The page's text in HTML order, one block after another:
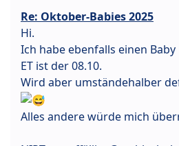
Re: Oktober-Babies 2025
Hi.
Ich habe ebenfalls einen Baby
ET ist der 08.10.
Wird aber umständehalber
Alles andere würde mich